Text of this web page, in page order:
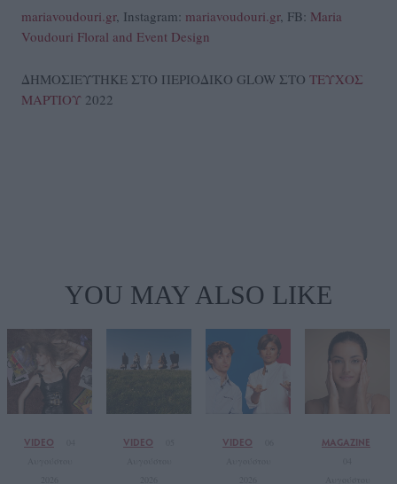
mariavoudouri.gr, Instagram: mariavoudouri.gr, FB: Maria
Voudouri Floral and Event Design
ΔΗΜΟΣΙΕΥΤΗΚΕ ΣΤΟ ΠΕΡΙΟΔΙΚΟ GLOW ΣΤΟ ΤΕΥΧΟΣ
ΜΑΡΤΙΟΥ 2022
YOU MAY ALSO LIKE
VIDEO VIDEO VIDEO MAGAZINE